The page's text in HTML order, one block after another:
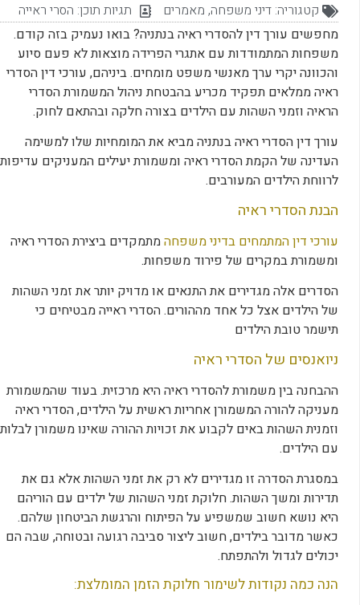
קטגוריה: דיני משפחה,מאמרים תגיות תוכן:הסרי ראייה
מחפשים עורך דין להסדרי ראיה בנתניה? בואו נעמיק בזה קודם.
משפחות המתמודדות עם אתגרי הפרידה מוצאות לא פעם סיוע
והכוונה יקרי ערך מאנשי משפט מומחים. ביניהם, עורכי דין הסדרי
ראיה ממלאים תפקיד מכריע בהבטחת ניהול המשמורת הסדרי
הראיה וזמני השהות עם הילדים בצורה חלקה ובהתאם לחוק.
עורך דין הסדרי ראיה בנתניה מביא את המומחיות שלו למשימה
העדינה של הקמת הסדרי ראיה ומשמורת יעילים המעניקים עדיפות
לרווחת הילדים המעורבים.
הבנת הסדרי ראיה
עורכי דין המתמחים בדיני משפחהמתמקדים ביצירת הסדרי ראיה
ומשמורת במקרים של פירוד משפחות.
הסדרים אלה מגדירים את התנאים או מדויק יותר את זמני השהות
של הילדים אצל כל אחד מההורים. הסדרי ראייה מבטיחים כי
תישמר טובת הילדים
ניואנסים של הסדרי ראיה
ההבחנה בין משמורת להסדרי ראיה היא מרכזית. בעוד שהמשמורת
מעניקה להורה המשמורן אחריות ראשית על הילדים, הסדרי ראיה
וזמנית השהות באים לקבוע את זכויות ההורה שאינו משמורן לבלות
עם הילדים.
במסגרת הסדרה זו מגדירים לא רק את זמני השהות אלא גם את
תדירות ומשך השהות. חלוקת זמני השהות של ילדים עם הוריהם
היא נושא חשוב שמשפיע על הפיתוח והרגשת הביטחון שלהם.
כאשר מדובר בילדים, חשוב ליצור סביבה רגועה ובטוחה, שבה הם
יכולים לגדול ולהתפתח.
הנה כמה נקודות לשימור חלוקת הזמן המומלצת: